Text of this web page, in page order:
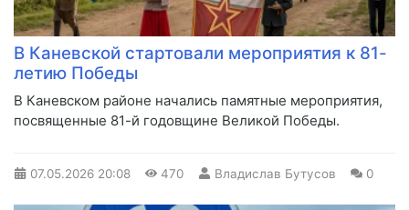
В Каневской стартовали мероприятия к 81-
летию Победы
В Каневском районе начались памятные мероприятия,
посвященные 81-й годовщине Великой Победы.
07.05.2026 20:08 470 Владислав Бутусов 0